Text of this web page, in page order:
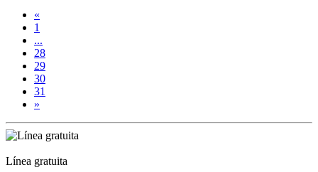
«
1
...
28
29
30
31
»
Línea gratuita